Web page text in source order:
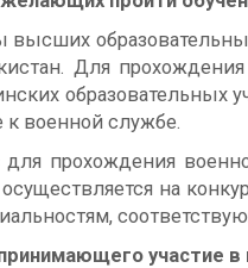
Для
образовательных
к военной службе.
прохождения
на
участие в